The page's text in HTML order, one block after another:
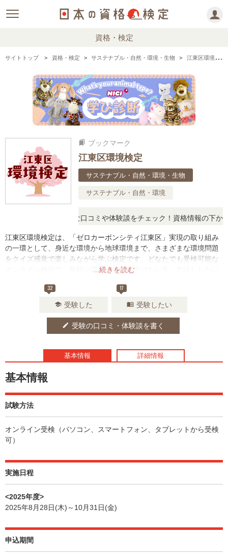
資格・検定
サイトトップ 資格・検定 サステナブル・自然・環境・生物 江東区環境検定の情報まとめ・口コミ・体験談
bookmarks ブックマーク
江東区環境検定
サステナブル・自然・環境・生物
サステナブル・自然・環境
ったら、リアルな口コミや体験談をチェック！資格情報の下からお
...続きを読む
江東区環境検定は、「ゼロカーボンシティ江東区」実現の取り組み
の一環として、身近な環境から地球環境まで、さまざまな環境問題
をクイズ感覚で楽しみながら学ぶ検定です。どなたでも受検可能な
オンライン検定で、気軽に環境について学びたい方、力試ししたい
32
school 受験した
17
menu_book 受験したい
edit 受験の口コミ・体験談を書く
基本情報 詳細情報
基本情報
試験方法
オンライン受検（パソコン、スマートフォン、タブレットから受検
可）
実施日程
<2025年度>
2025年8月28日(木)～10月31日(金)
申込期間